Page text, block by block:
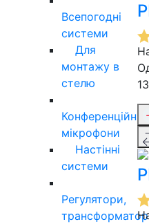
Всепогодні
системи
Для
монтажу в
стелю
Конференційні
мікрофони
Настінні
системи
Регулятори,